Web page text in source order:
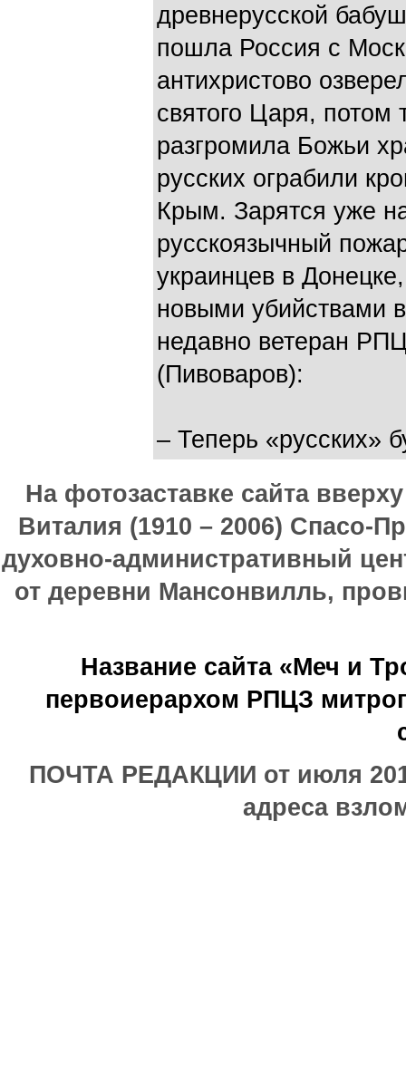
древнерусской
пошла Россия с
антихристово
святого Царя,
разгромила Божьи
русских ограбили
Крым. Зарятся уже
русскоязычный
украинцев в
новыми убийствами
недавно ветеран
(Пивоваров):
– Теперь «русских»
На фотозаставке сайта
Виталия (1910 – 2006) Спасо-
духовно-административный
от деревни Мансонвилль,
Название сайта «Меч и
первоиерархом РПЦЗ
ПОЧТА РЕДАКЦИИ от июля
адреса